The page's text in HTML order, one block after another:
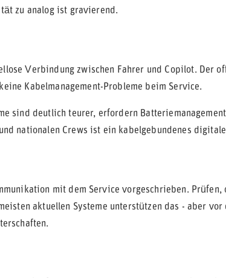
zu analog ist gravierend.
Verbindung zwischen Fahrer und Copilot. Der
Kabelmanagement-Probleme beim Service.
sind deutlich teurer, erfordern
nationalen Crews ist ein kabelgebundenes
mit dem Service vorgeschrieben.
aktuellen Systeme unterstützen das - aber